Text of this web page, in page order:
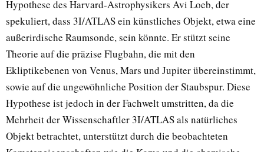
Hypothese des Harvard-Astrophysikers Avi Loeb, der
spekuliert, dass 3I/ATLAS ein künstliches Objekt, etwa eine
außerirdische Raumsonde, sein könnte. Er stützt seine
Theorie auf die präzise Flugbahn, die mit den
Ekliptikebenen von Venus, Mars und Jupiter übereinstimmt,
sowie auf die ungewöhnliche Position der Staubspur. Diese
Hypothese ist jedoch in der Fachwelt umstritten, da die
Mehrheit der Wissenschaftler 3I/ATLAS als natürliches
Objekt betrachtet, unterstützt durch die beobachteten